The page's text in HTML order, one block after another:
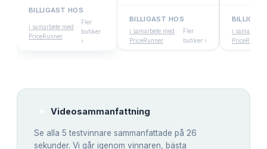
BILLIGAST HOS
i samarbete med
PriceRunner
Fler
butiker
›
BILLIGAST HOS
i samarbete med
PriceRunner
Fler
butiker ›
i samarbete
PriceRunner
Videosammanfattning
Se alla 5 testvinnare sammanfattade på 26
sekunder. Vi går igenom vinnaren, bästa